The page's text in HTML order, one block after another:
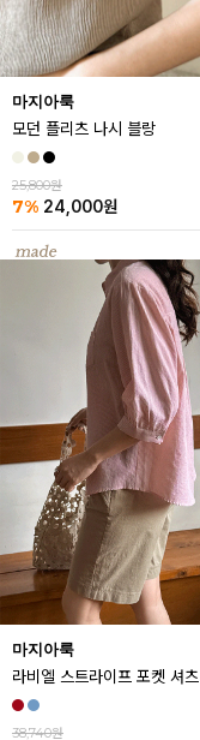
마지아룩
모던 플리츠 나시 블랑
25,800원
7% 24,000원
마지아룩
라비엘 스트라이프 포켓 셔츠
38,740원